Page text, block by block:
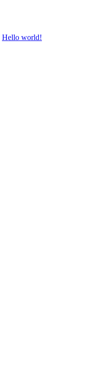
Hello world!